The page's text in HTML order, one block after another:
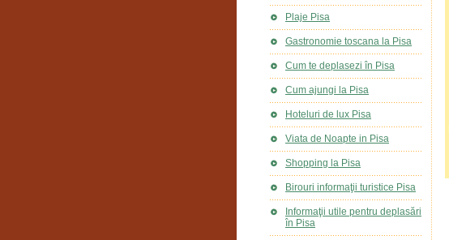
Plaje Pisa
Gastronomie toscana la Pisa
Cum te deplasezi în Pisa
Cum ajungi la Pisa
Hoteluri de lux Pisa
Viata de Noapte in Pisa
Shopping la Pisa
Birouri informaţii turistice Pisa
Informaţii utile pentru deplasări
în Pisa